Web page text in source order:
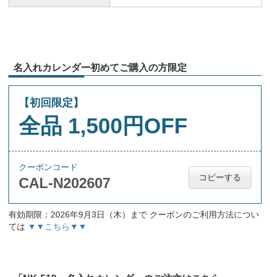
名入れカレンダー初めてご購入の方限定
【初回限定】
全品 1,500円OFF
クーポンコード
CAL-N202607 コピーする
有効期限：2026年9月3日（木）まで クーポンのご利用方法につい
ては ▼▼こちら▼▼